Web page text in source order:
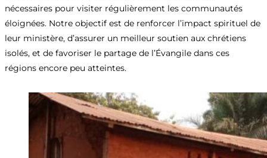
nécessaires pour visiter régulièrement les communautés
éloignées. Notre objectif est de renforcer l’impact spirituel de
leur ministère, d’assurer un meilleur soutien aux chrétiens
isolés, et de favoriser le partage de l’Évangile dans ces
régions encore peu atteintes.